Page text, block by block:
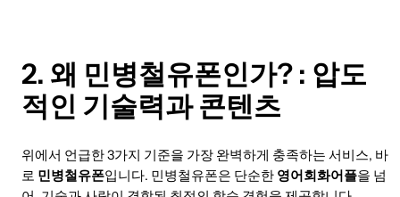
2. 왜 민병철유폰인가? : 압도
적인 기술력과 콘텐츠
위에서 언급한 3가지 기준을 가장 완벽하게 충족하는 서비스, 바
로 민병철유폰입니다. 민병철유폰은 단순한 영어회화어플을 넘